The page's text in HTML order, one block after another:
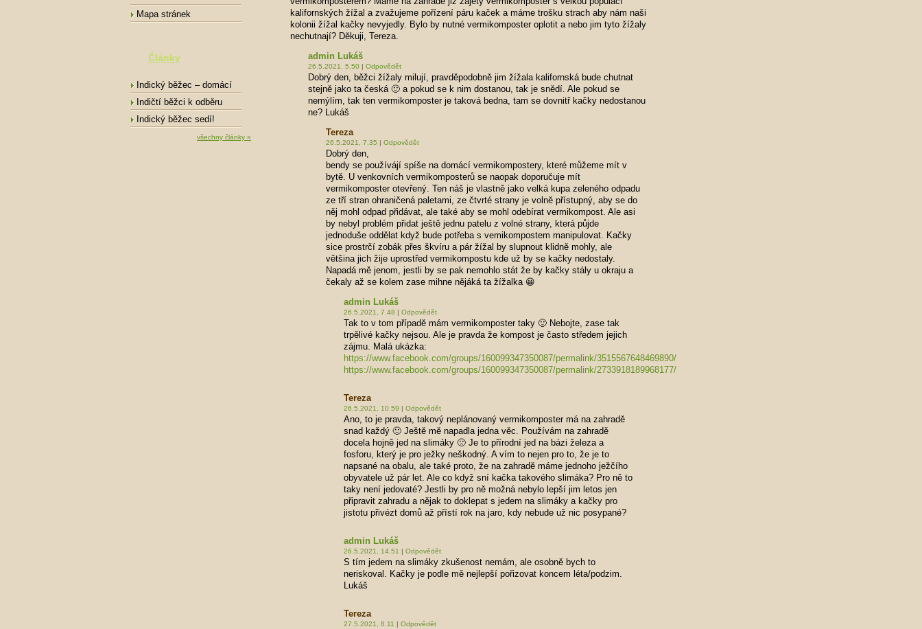
Mapa stránek
Články
Indický běžec – domácí
mazlíček
Indičtí běžci k odběru
Indický běžec sedí!
všechny články »
kalifornských žížal a zvažujeme pořízení páru kaček a máme trošku strach aby nám naši
kolonii žížal kačky nevyjedly. Bylo by nutné vermikomposter oplotit a nebo jim tyto žížaly
nechutnají? Děkuji, Tereza.
admin Lukáš
26.5.2021, 5.50 | Odpovědět
Dobrý den, běžci žížaly milují, pravděpodobně jim žížala kalifornská bude chutnat
stejně jako ta česká 🙂 a pokud se k nim dostanou, tak je snědí. Ale pokud se
nemýlím, tak ten vermikomposter je taková bedna, tam se dovnitř kačky nedostanou
ne? Lukáš
Tereza
26.5.2021, 7.35 | Odpovědět
Dobrý den,
bendy se používájí spíše na domácí vermikompostery, které můžeme mít v
bytě. U venkovních vermikomposterů se naopak doporučuje mít
vermikomposter otevřený. Ten náš je vlastně jako velká kupa zeleného odpadu
ze tří stran ohraničená paletami, ze čtvrté strany je volně přístupný, aby se do
něj mohl odpad přidávat, ale také aby se mohl odebírat vermikompost. Ale asi
by nebyl problém přidat ještě jednu patelu z volné strany, která půjde
jednoduše oddělat když bude potřeba s vemikompostem manipulovat. Kačky
sice prostrčí zobák přes škvíru a pár žížal by slupnout klidně mohly, ale
většina jich žije uprostřed vermikompostu kde už by se kačky nedostaly.
Napadá mě jenom, jestli by se pak nemohlo stát že by kačky stály u okraju a
čekaly až se kolem zase mihne nějáká ta žížalka 😀
admin Lukáš
26.5.2021, 7.48 | Odpovědět
Tak to v tom případě mám vermikomposter taky 🙂 Nebojte, zase tak
trpělivé kačky nejsou. Ale je pravda že kompost je často středem jejich
zájmu. Malá ukázka:
https://www.facebook.com/groups/160099347350087/permalink/3515567648469890/
https://www.facebook.com/groups/160099347350087/permalink/2733918189968177/
Tereza
26.5.2021, 10.59 | Odpovědět
Ano, to je pravda, takový neplánovaný vermikomposter má na zahradě
snad každý 🙂 Ještě mě napadla jedna věc. Používám na zahradě
docela hojně jed na slimáky 🙁 Je to přírodní jed na bázi železa a
fosforu, který je pro ježky neškodný. A vím to nejen pro to, že je to
napsané na obalu, ale také proto, že na zahradě máme jednoho ježčího
obyvatele už pár let. Ale co když sní kačka takového slimáka? Pro ně to
taky není jedovaté? Jestli by pro ně možná nebylo lepší jim letos jen
připravit zahradu a nějak to doklepat s jedem na slimáky a kačky pro
jistotu přivézt domů až přístí rok na jaro, kdy nebude už nic posypané?
admin Lukáš
26.5.2021, 14.51 | Odpovědět
S tím jedem na slimáky zkušenost nemám, ale osobně bych to
neriskoval. Kačky je podle mě nejlepší pořizovat koncem léta/podzim.
Lukáš
Tereza
27.5.2021, 8.11 | Odpovědět